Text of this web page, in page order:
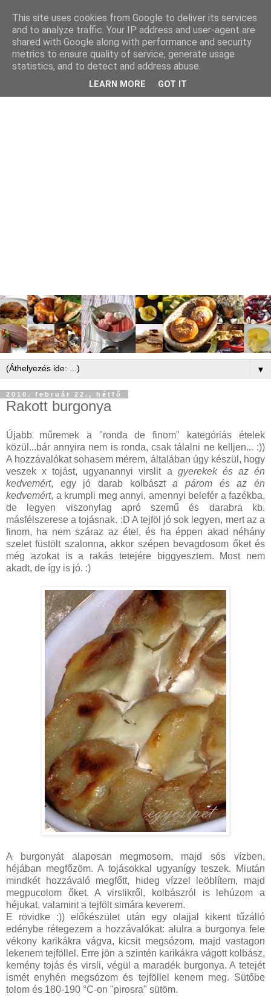
▼
2010. február 22., hétfő
Rakott burgonya
Újabb műremek a "ronda de finom" kategóriás ételek
közül...bár annyira nem is ronda, csak tálalni ne kelljen... :))
A hozzávalókat sohasem mérem, általában úgy készül, hogy
veszek x tojást, ugyanannyi virslit a gyerekek és az én
kedvemért, egy jó darab kolbászta párom és az én
kedvemért, a krumpli meg annyi, amennyi belefér a fazékba,
de legyen viszonylag apró szemű és darabra kb.
másfélszerese a tojásnak. :D A tejföl jó sok legyen, mert az a
finom, ha nem száraz az étel, és ha éppen akad néhány
szelet füstölt szalonna, akkor szépen bevagdosom őket és
még azokat is a rakás tetejére biggyesztem. Most nem
akadt, de így is jó. :)
A burgonyát alaposan megmosom, majd sós vízben,
héjában megfőzöm. A tojásokkal ugyanígy teszek. Miután
mindkét hozzávaló megfőtt, hideg vízzel leöblítem, majd
megpucolom őket. A virslikről, kolbászról is lehúzom a
héjukat, valamint a tejfölt simára keverem.
E rövidke :)) előkészület után egy olajjal kikent tűzálló
edénybe rétegezem a hozzávalókat: alulra a burgonya fele
vékony karikákra vágva, kicsit megsózom, majd vastagon
lekenem tejföllel. Erre jön a szintén karikákra vágott kolbász,
kemény tojás és virsli, végül a maradék burgonya. A tetejét
ismét enyhén megsózom és tejföllel kenem meg. Sütőbe
tolom és 180-190 °C-on "pirosra" sütöm.
This site uses cookies from Google to deliver its services
and to analyze traffic. Your IP address and user-agent are
shared with Google along with performance and security
metrics to ensure quality of service, generate usage
statistics, and to detect and address abuse.
LEARN MORE GOT IT